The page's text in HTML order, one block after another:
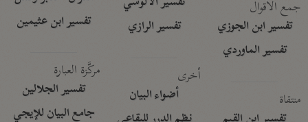
جمع الأقوال
تفسير ابن الجوزي
تفسير الماوردي
منتقاة
تفسير الرازي
أخرى
أضواء البيان
تفسير ابن عثيمين
مركَّزة العبارة
تفسير الجلالين
جامع البيان للإيجي